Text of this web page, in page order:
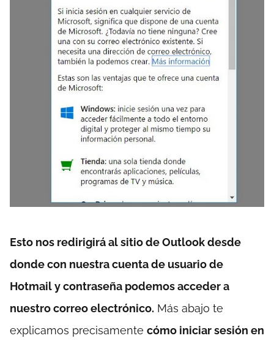
Esto nos redirigirá al sitio de Outlook desde
donde con nuestra cuenta de usuario de
Hotmail y contraseña podemos acceder a
nuestro correo electrónico. Más abajo te
explicamos precisamente cómo iniciar sesión en